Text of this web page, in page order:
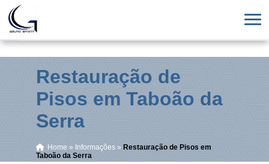
Restauração de
Pisos em Taboão da
Serra
Home » Informações » Restauração de Pisos em
Taboão da Serra